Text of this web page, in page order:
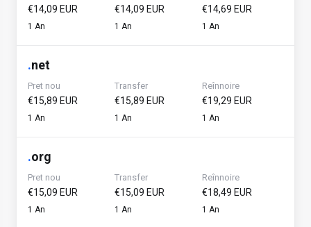
€14,09 EUR
1 An
€14,09 EUR
1 An
€14,69 EUR
1 An
.net
Pret nou
€15,89 EUR
1 An
Transfer
€15,89 EUR
1 An
Reînnoire
€19,29 EUR
1 An
.org
Pret nou
€15,09 EUR
1 An
Transfer
€15,09 EUR
1 An
Reînnoire
€18,49 EUR
1 An